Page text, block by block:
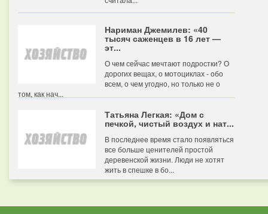
Нариман Джемилев: «40
тысяч саженцев в 16 лет —
эт...
О чем сейчас мечтают подростки? О
дорогих вещах, о мотоциклах - обо
всем, о чем угодно, но только не о
том, как нач...
Татьяна Легкая: «Дом с
печкой, чистый воздух и нат...
В последнее время стало появляться
все больше ценителей простой
деревенской жизни. Люди не хотят
жить в спешке в бо...